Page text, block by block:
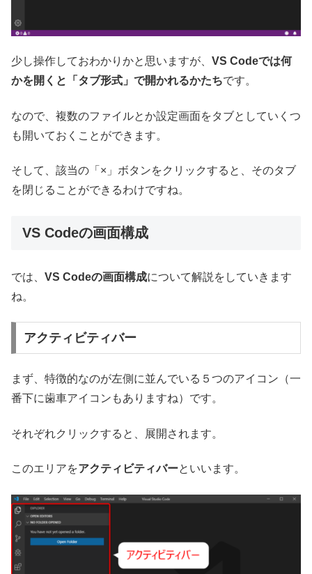
少し操作しておわかりかと思いますが、 VS Codeでは何
かを開くと「タブ形式」で開かれるかたちです。
なので、複数のファイルとか設定画面をタブとしていくつ
も開いておくことができます。
そして、該当の「×」ボタンをクリックすると、そのタブ
を閉じることができるわけですね。
VS Codeの画面構成
では、 VS Codeの画面構成について解説をしていきます
ね。
アクティビティバー
まず、特徴的なのが左側に並んでいる５つのアイコン（一
番下に歯車アイコンもありますね）です。
それぞれクリックすると、展開されます。
このエリアをアクティビティバーといいます。